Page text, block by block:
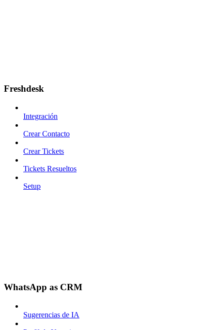
Freshdesk
Integración
Crear Contacto
Crear Tickets
Tickets Resueltos
Setup
WhatsApp as CRM
Sugerencias de IA